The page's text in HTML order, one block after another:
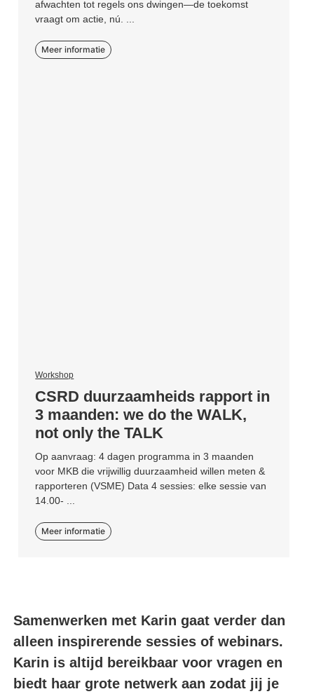
afwachten tot regels ons dwingen—de toekomst
vraagt om actie, nú. ...
Meer informatie
Workshop
CSRD duurzaamheids rapport in
3 maanden: we do the WALK,
not only the TALK
Op aanvraag: 4 dagen programma in 3 maanden
voor MKB die vrijwillig duurzaamheid willen meten &
rapporteren (VSME) Data 4 sessies: elke sessie van
14.00- ...
Meer informatie
Samenwerken met Karin gaat verder dan
alleen inspirerende sessies of webinars.
Karin is altijd bereikbaar voor vragen en
biedt haar grote netwerk aan zodat jij je